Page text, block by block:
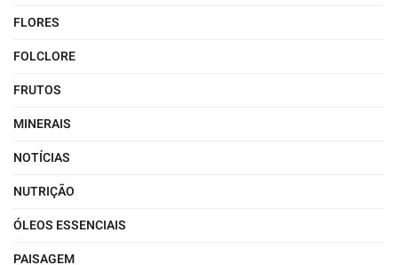
FLORES
FOLCLORE
FRUTOS
MINERAIS
NOTÍCIAS
NUTRIÇÃO
ÓLEOS ESSENCIAIS
PAISAGEM